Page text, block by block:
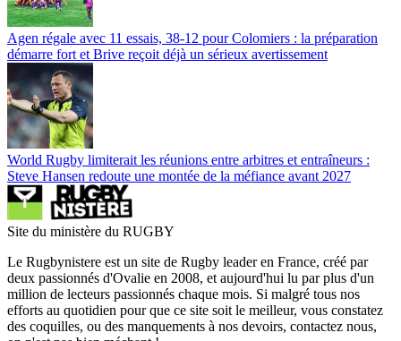
Agen régale avec 11 essais, 38-12 pour Colomiers : la préparation
démarre fort et Brive reçoit déjà un sérieux avertissement
World Rugby limiterait les réunions entre arbitres et entraîneurs :
Steve Hansen redoute une montée de la méfiance avant 2027
Site du ministère du RUGBY
Le Rugbynistere est un site de Rugby leader en France, créé par
deux passionnés d'Ovalie en 2008, et aujourd'hui lu par plus d'un
million de lecteurs passionnés chaque mois. Si malgré tous nos
efforts au quotidien pour que ce site soit le meilleur, vous constatez
des coquilles, ou des manquements à nos devoirs, contactez nous,